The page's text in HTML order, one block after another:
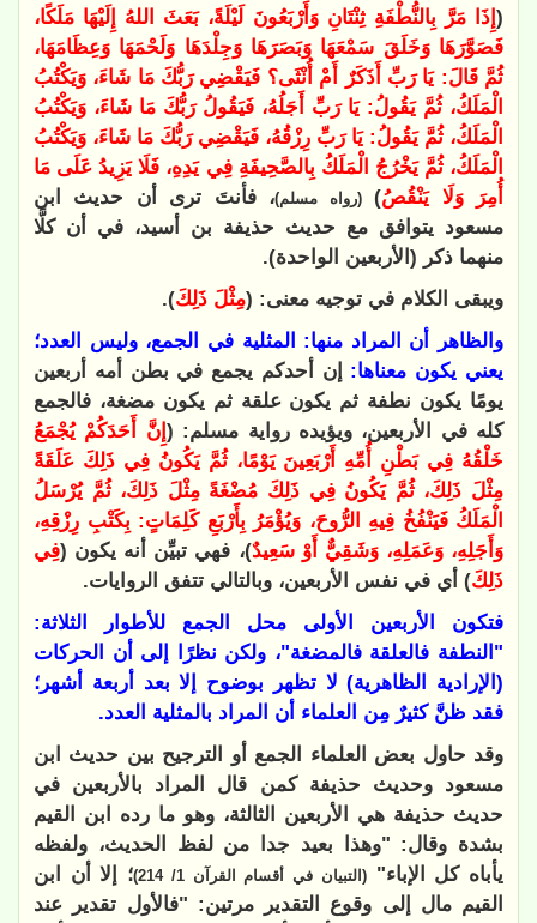
(إِذَا مَرَّ بِالنُّطْفَةِ ثِنْتَانِ وَأَرْبَعُونَ لَيْلَةً، بَعَثَ اللهُ إِلَيْهَا مَلَكًا،
فَصَوَّرَهَا وَخَلَقَ سَمْعَهَا وَبَصَرَهَا وَجِلْدَهَا وَلَحْمَهَا وَعِظَامَهَا،
ثُمَّ قَالَ: يَا رَبِّ أَذَكَرٌ أَمْ أُنْثَى؟ فَيَقْضِي رَبُّكَ مَا شَاءَ، وَيَكْتُبُ
الْمَلَكُ، ثُمَّ يَقُولُ: يَا رَبِّ أَجَلُهُ، فَيَقُولُ رَبُّكَ مَا شَاءَ، وَيَكْتُبُ
الْمَلَكُ، ثُمَّ يَقُولُ: يَا رَبِّ رِزْقُهُ، فَيَقْضِي رَبُّكَ مَا شَاءَ، وَيَكْتُبُ
الْمَلَكُ، ثُمَّ يَخْرُجُ الْمَلَكُ بِالصَّحِيفَةِ فِي يَدِهِ، فَلَا يَزِيدُ عَلَى مَا
أُمِرَ وَلَا يَنْقُصُ)(رواه مسلم)، فأنتَ ترى أن حديث ابن
مسعود يتوافق مع حديث حذيفة بن أسيد، في أن كلًّا
منهما ذكر (الأربعين الواحدة).
ويبقى الكلام في توجيه معنى: (مِثْلَ ذَلِكَ).
والظاهر أن المراد منها: المثلية في الجمع، وليس العدد؛
يعني يكون معناها: إن أحدكم يجمع في بطن أمه أربعين
يومًا يكون نطفة ثم يكون علقة ثم يكون مضغة، فالجمع
كله في الأربعين، ويؤيده رواية مسلم: (إِنَّ أَحَدَكُمْ يُجْمَعُ
خَلْقُهُ فِي بَطْنِ أُمِّهِ أَرْبَعِينَ يَوْمًا، ثُمَّ يَكُونُ فِي ذَلِكَ عَلَقَةً
مِثْلَ ذَلِكَ، ثُمَّ يَكُونُ فِي ذَلِكَ مُضْغَةً مِثْلَ ذَلِكَ، ثُمَّ يُرْسَلُ
الْمَلَكُ فَيَنْفُخُ فِيهِ الرُّوحَ، وَيُؤْمَرُ بِأَرْبَعِ كَلِمَاتٍ: بِكَتْبِ رِزْقِهِ،
وَأَجَلِهِ، وَعَمَلِهِ، وَشَقِيٌّ أَوْ سَعِيدٌ)، فهي تبيِّن أنه يكون (فِي
ذَلِكَ) أي في نفس الأربعين، وبالتالي تتفق الروايات.
فتكون الأربعين الأولى محل الجمع للأطوار الثلاثة:
"النطفة فالعلقة فالمضغة"، ولكن نظرًا إلى أن الحركات
(الإرادية الظاهرية) لا تظهر بوضوح إلا بعد أربعة أشهر؛
فقد ظنَّ كثيرٌ مِن العلماء أن المراد بالمثلية العدد.
وقد حاول بعض العلماء الجمع أو الترجيح بين حديث ابن
مسعود وحديث حذيفة كمن قال المراد بالأربعين في
حديث حذيفة هي الأربعين الثالثة، وهو ما رده ابن القيم
بشدة وقال: "وهذا بعيد جدا من لفظ الحديث، ولفظه
يأباه كل الإباء"(التبيان في أقسام القرآن 1/ 214)
؛ إلا أن ابن
القيم مال إلى وقوع التقدير مرتين: "فالأول تقدير عند